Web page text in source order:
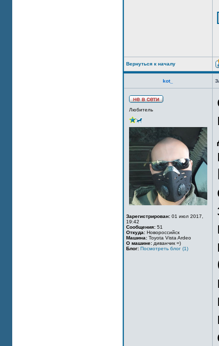
Вернуться к началу
kot_
Любитель
Зарегистрирован: 01 июл 2017,
19:42
Сообщения: 51
Откуда: Новороссийск
Машина: Toyota Vista Ardeo
О машине: диванчик =)
Блог: Посмотреть блог (1)